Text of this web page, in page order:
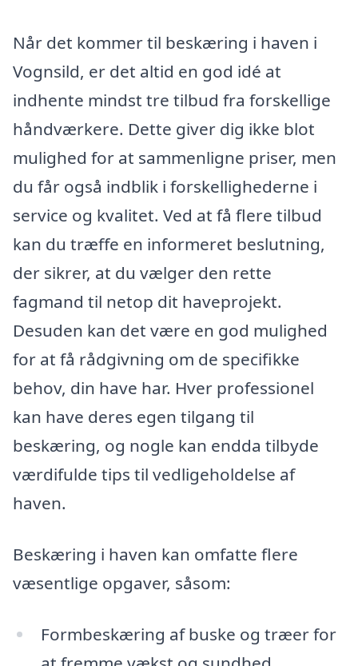
Når det kommer til beskæring i haven i
Vognsild, er det altid en god idé at
indhente mindst tre tilbud fra forskellige
håndværkere. Dette giver dig ikke blot
mulighed for at sammenligne priser, men
du får også indblik i forskellighederne i
service og kvalitet. Ved at få flere tilbud
kan du træffe en informeret beslutning,
der sikrer, at du vælger den rette
fagmand til netop dit haveprojekt.
Desuden kan det være en god mulighed
for at få rådgivning om de specifikke
behov, din have har. Hver professionel
kan have deres egen tilgang til
beskæring, og nogle kan endda tilbyde
værdifulde tips til vedligeholdelse af
haven.
Beskæring i haven kan omfatte flere
væsentlige opgaver, såsom:
Formbeskæring af buske og træer for